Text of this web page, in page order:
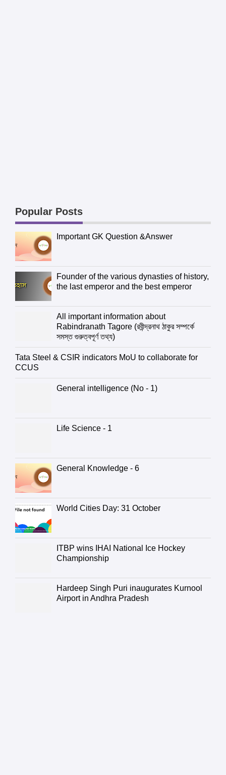
Popular Posts
Important GK Question &Answer
Founder of the various dynasties of history,
the last emperor and the best emperor
All important information about
Rabindranath Tagore (রবীন্দ্রনাথ ঠাকুর সম্পর্কে
সমস্ত গুরুত্বপূর্ণ তথ্য)
Tata Steel & CSIR indicators MoU to collaborate for
CCUS
General intelligence (No - 1)
Life Science - 1
General Knowledge - 6
World Cities Day: 31 October
ITBP wins IHAI National Ice Hockey
Championship
Hardeep Singh Puri inaugurates Kurnool
Airport in Andhra Pradesh